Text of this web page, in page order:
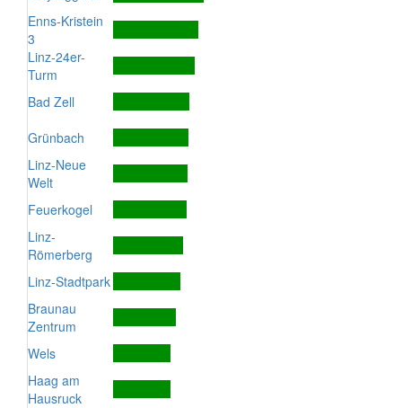
Enns-Kristein
3
Linz-24er-
Turm
Bad Zell
Grünbach
Linz-Neue
Welt
Feuerkogel
Linz-
Römerberg
Linz-Stadtpark
Braunau
Zentrum
Wels
Haag am
Hausruck